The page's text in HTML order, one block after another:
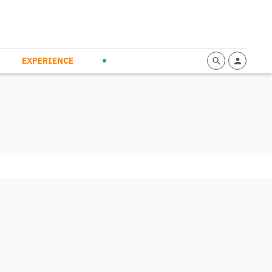
EXPERIENCE